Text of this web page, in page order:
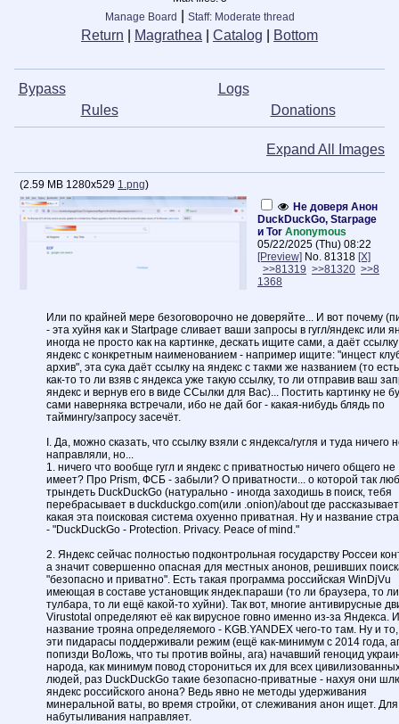
Manage Board
Staff: Moderate thread
Return Magrathea Catalog Bottom
Bypassᅠ ᅠ ᅠ ᅠ ᅠ ᅠ ᅠ ᅠ ᅠ L⁣ogsᅠ ᅠ ᅠ ᅠ ᅠ ᅠ ᅠ ᅠ
Rulesᅠ ᅠ ᅠ ᅠ ᅠ ᅠ ᅠ ᅠ ᅠ Donations
Expand All Images
(2.59 MB 1280x529 1.png)
Не доверя Анон
DuckDuckGo, Starpage
и Tor Anonymous
05/22/2025 (Thu) 08:22
[Preview] No. 81318 [X]
>>81319 >>81320 >>8
1368
Или по крайней мере безоговорочно не доверяйте... И вот почему
- эта хуйня как и Startpage сливает ваши запросы в гугл/яндекс или
иногда не просто как на картинке, дескать ищите сами, а даёт
яндекс с конкретным наименованием - например ищите: "инцест
архив", эта сука даёт ссылку на яндекс с такми же названием (то
как-то то ли взяв с яндекса уже такую ссылку, то ли отправив ваш
яндекс и вернув его в виде ССылки для Вас)... Постить картинку не
сами наверняка встречали, ибо не дай бог - какая-нибудь блядь по
таймингу/запросу засечёт.
I. Да, можно сказать, что ссылку взяли с яндекса/гугля и туда ничего
направляли, но...
1. ничего что вообще гугл и яндекс с приватностью ничего общего не
имеет? Про Prism, ФСБ - забыли? О приватности... о которой так
трындеть DuckDuckGo (натурально - иногда заходишь в поиск, тебя
перебрасывает в duckduckgo.com(или .onion)/about где
какая эта поисковая система охуенно приватная. Ну и название
- "DuckDuckGo - Protection. Privacy. Peace of mind."
2. Яндекс сейчас полностью подконтрольная государству Россеи
а значит совершенно опасная для местных анонов, решивших
"безопасно и приватно". Есть такая программа российская WinDjVu
имеющая в составе установщик яндек.параши (то ли браузера, то ли
тулбара, то ли ещё какой-то хуйни). Так вот, многие антивирусные
Virustotal определяют её как вирусное говно именно из-за Яндекса. И
название трояна определяемого - KGB.YANDEX чего-то там. Ну и
эти пидарасы поддерживали режим (ещё как-минимум с 2014 года,
попизди ВоЛожь, что ты против войны, ага) начавший геноцид
народа, как минимум повод сторониться их для всех
людей, раз DuckDuckGo такие безопасно-приватные - нахуя они
яндекс российского анона? Ведь явно не методы удерживания
минеральной ваты, во время стройки, от слеживания анон ищет. Для
набутыливания направляет.